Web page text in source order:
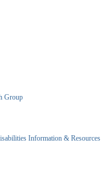
Group
Information & Resources